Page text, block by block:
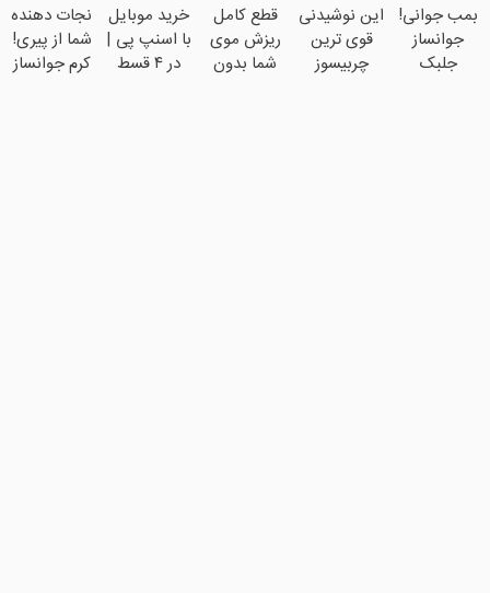
مو!45%تخفیف
ویژه
منتخب با
ارسال از
داروخانه
وزن، ارسال
از داروخانه
های
همه‌جا بخر!
میلیاردر شد.
آموزش
رایگان
بمب جوانی!
جوانساز
جلبک
این نوشیدنی
قوی ترین
چربیسوز
قطع کامل
ریزش موی
شما بدون
خرید موبایل
با اسنپ پی |
در ۴ قسط
نجات دهنده
شما از پیری!
کرم جوانساز